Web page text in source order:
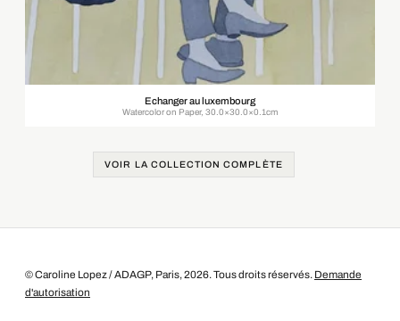
Echanger au luxembourg
Watercolor on Paper, 30.0×30.0×0.1cm
VOIR LA COLLECTION COMPLÈTE
© Caroline Lopez / ADAGP, Paris, 2026. Tous droits réservés. Demande
d'autorisation